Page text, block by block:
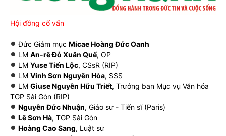
Hội đồng cố vấn
Đức Giám mục Micae Hoàng Đức Oanh
LM An-rê Đỗ Xuân Quế, OP
LM Yuse Tiến Lộc, CSsR (RIP)
LM Vinh Sơn Nguyên Hòa, SSS
LM Giuse Nguyễn Hữu Triết, Trưởng ban Mục vụ Văn hóa
TGP Sài Gòn (RIP)
Nguyễn Đức Nhuận, Giáo sư - Tiến sĩ (Paris)
Lê Sơn Hà, TGP Sài Gòn
Hoàng Cao Sang, Luật sư